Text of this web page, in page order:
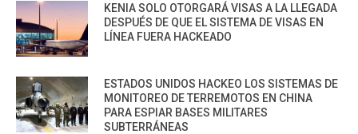
KENIA SOLO OTORGARÁ VISAS A LA LLEGADA
DESPUÉS DE QUE EL SISTEMA DE VISAS EN
LÍNEA FUERA HACKEADO
ESTADOS UNIDOS HACKEO LOS SISTEMAS DE
MONITOREO DE TERREMOTOS EN CHINA
PARA ESPIAR BASES MILITARES
SUBTERRÁNEAS